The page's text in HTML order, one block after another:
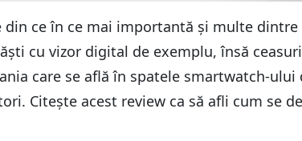
ce în ce mai importantă și multe
cu vizor digital de exemplu, însă
care se află în spatele smartwatch-
Citește acest review ca să afli cum se